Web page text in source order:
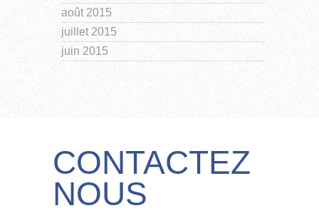
août 2015
juillet 2015
juin 2015
CONTACTEZ
NOUS